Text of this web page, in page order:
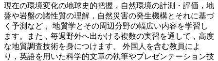
現在の環境変化の地球史的把握，自然環境の計測・評価，地
盤や岩盤の諸性質の理解，自然災害の発生機構とそれに基づ
く予測など， 地質学とその周辺分野の幅広い内容を学習し
ます。また，毎週野外へ出かける複数の実習を通して，高度
な地質調査技術を身につけます。 外国人を含む教員によ
り，英語を用いた科学的文章の執筆やプレゼンテーション技